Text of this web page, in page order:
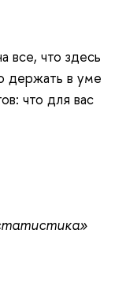
все, что здесь
держать в уме
что для вас